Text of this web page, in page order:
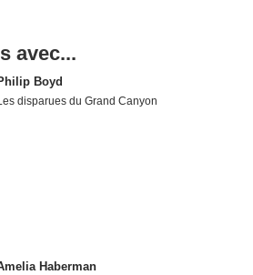
avec...
Boyd
disparues du Grand Canyon
Haberman